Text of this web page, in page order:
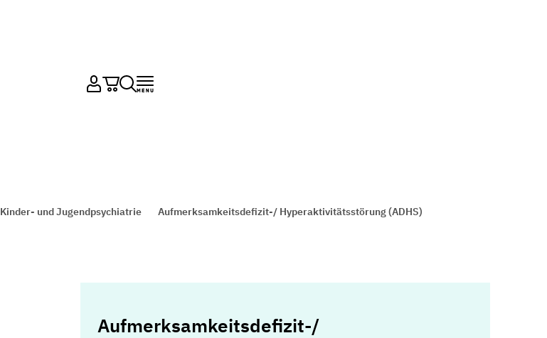
Kinder- und Jugendpsychiatrie Aufmerksamkeitsdefizit-/ Hyperaktivitätsstörung (ADHS)
Aufmerksamkeitsdefizit-/